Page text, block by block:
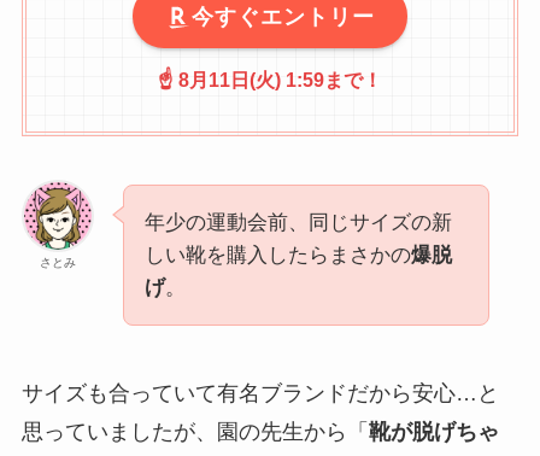
今すぐエントリー
☝️ 8月11日(火) 1:59まで！
さとみ
年少の運動会前、同じサイズの新
しい靴を購入したらまさかの爆脱
げ。
サイズも合っていて有名ブランドだから安心…と
思っていましたが、園の先生から「 靴が脱げちゃ